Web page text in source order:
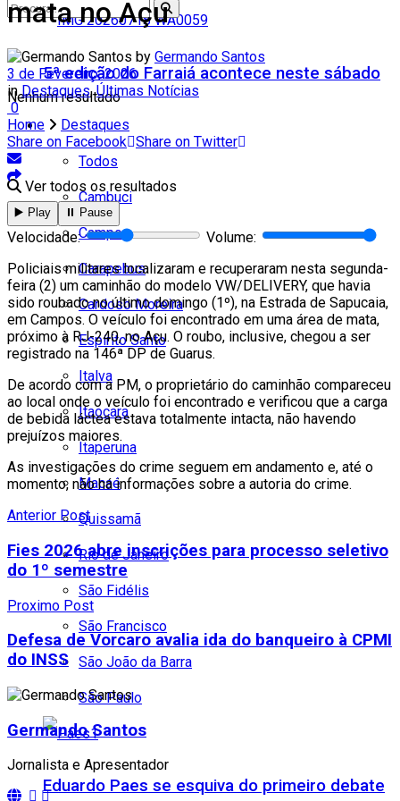
5ª edição do Farraiá acontece neste sábado
Cidades
Todos
Cambuci
Campos
Carapebus
Cardoso Moreira
Espírito Santo
Italva
Itaocara
Itaperuna
Macaé
Quissamã
Rio de Janeiro
São Fidélis
São Francisco
São João da Barra
São Paulo
Eduardo Paes se esquiva do primeiro debate
Nenhum resultado
Ver todos os resultados
mata no Açu
by Germando Santos
3 de Fevereiro, 2026
in Destaques,Últimas Notícias
0
Home
Destaques
Share on Facebook Share on Twitter
▶️ Play ⏸️ Pause
Velocidade:
Volume:
Policiais militares localizaram e recuperaram nesta segunda-
feira (2) um caminhão do modelo VW/DELIVERY, que havia
sido roubado no último domingo (1º), na Estrada de Sapucaia,
em Campos. O veículo foi encontrado em uma área de mata,
próximo à RJ-240, no Açu. O roubo, inclusive, chegou a ser
registrado na 146ª DP de Guarus.
De acordo com a PM, o proprietário do caminhão compareceu
ao local onde o veículo foi encontrado e verificou que a carga
de bebida láctea estava totalmente intacta, não havendo
prejuízos maiores.
As investigações do crime seguem em andamento e, até o
momento, não há informações sobre a autoria do crime.
Anterior Post
Fies 2026 abre inscrições para processo seletivo
do 1º semestre
Proximo Post
Defesa de Vorcaro avalia ida do banqueiro à CPMI
do INSS
Germando Santos
Jornalista e Apresentador